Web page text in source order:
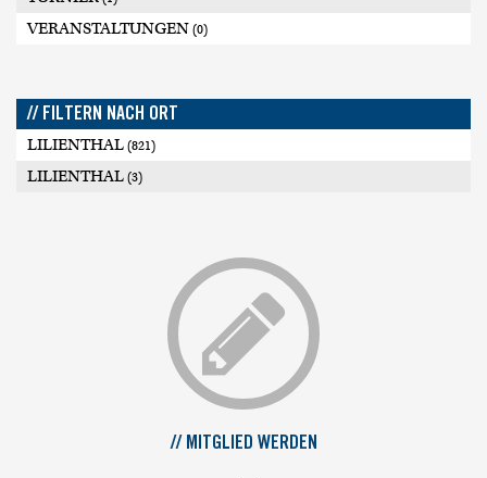
VERANSTALTUNGEN (0)
// FILTERN NACH ORT
LILIENTHAL (821)
LILIENTHAL (3)
// MITGLIED WERDEN